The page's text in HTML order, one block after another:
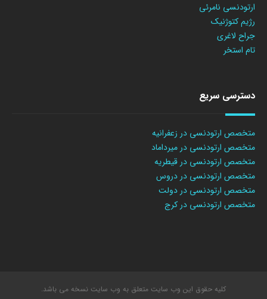
ارتودنسی نامرئی
رژیم کتوژنیک
جراح لاغری
تام استخر
دسترسی سریع
متخصص ارتودنسی در زعفرانیه
متخصص ارتودنسی در میرداماد
متخصص ارتودنسی در قیطریه
متخصص ارتودنسی در دروس
متخصص ارتودنسی در دولت
متخصص ارتودنسی در کرج
کلیه حقوق این وب سایت متعلق به وب سایت نسخه می باشد.